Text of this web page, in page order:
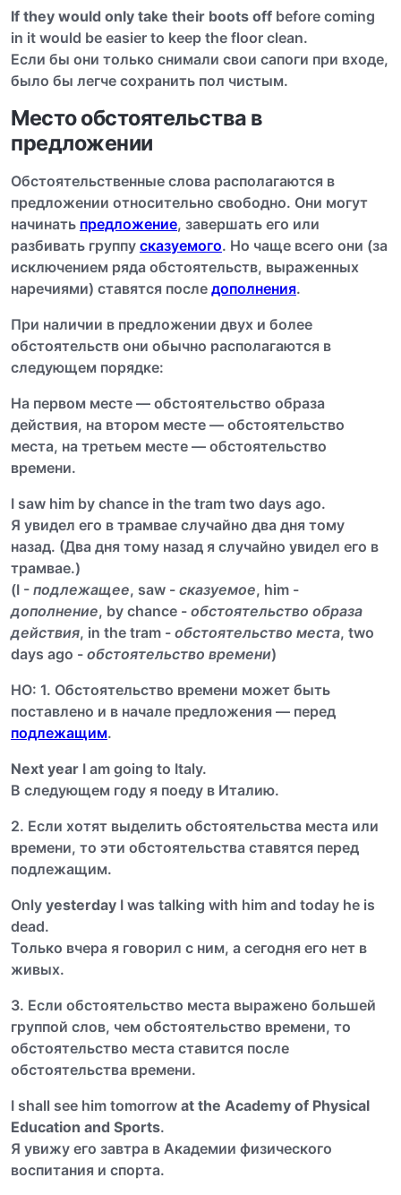
If they would only take their boots off before coming
in it would be easier to keep the floor clean.
Если бы они только снимали свои сапоги при входе,
было бы легче сохранить пол чистым.
Место обстоятельства в
предложении
Обстоятельственные слова располагаются в
предложении относительно свободно. Они могут
начинать предложение, завершать его или
разбивать группу сказуемого. Но чаще всего они (за
исключением ряда обстоятельств, выраженных
наречиями) ставятся после дополнения.
При наличии в предложении двух и более
обстоятельств они обычно располагаются в
следующем порядке:
На первом месте — обстоятельство образа
действия, на втором месте — обстоятельство
места, на третьем месте — обстоятельство
времени.
I saw him by chance in the tram two days ago.
Я увидел его в трамвае случайно два дня тому
назад. (Два дня тому назад я случайно увидел его в
трамвае.)
(I - подлежащее, saw - сказуемое, him -
дополнение, by chance - обстоятельство образа
действия, in the tram - обстоятельство места, two
days ago - обстоятельство времени)
НО: 1. Обстоятельство времени может быть
поставлено и в начале предложения — перед
подлежащим.
Next year I am going to Italy.
В следующем году я поеду в Италию.
2. Если хотят выделить обстоятельства места или
времени, то эти обстоятельства ставятся перед
подлежащим.
Only yesterday I was talking with him and today he is
dead.
Только вчера я говорил с ним, а сегодня его нет в
живых.
3. Если обстоятельство места выражено большей
группой слов, чем обстоятельство времени, то
обстоятельство места ставится после
обстоятельства времени.
I shall see him tomorrow at the Academy of Physical
Education and Sports.
Я увижу его завтра в Академии физического
воспитания и спорта.